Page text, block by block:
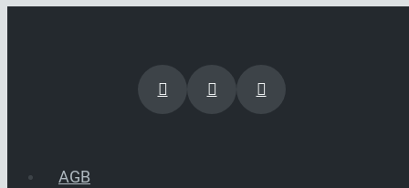
AGB